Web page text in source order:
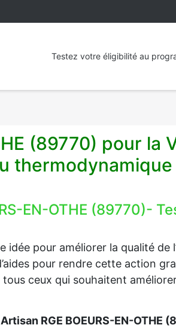
Testez votre éligibilité au
(89770) pour la
thermodynamique
EN-OTHE (89770)-
idée pour améliorer la qualité de
pour rendre cette action
ceux qui souhaitent
Artisan RGE BOEURS-EN-OTHE